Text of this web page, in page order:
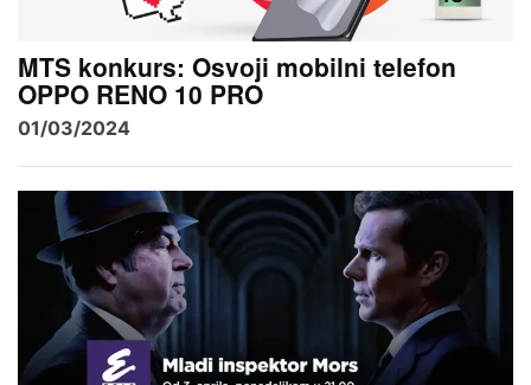
MTS konkurs: Osvoji mobilni telefon
OPPO RENO 10 PRO
01/03/2024